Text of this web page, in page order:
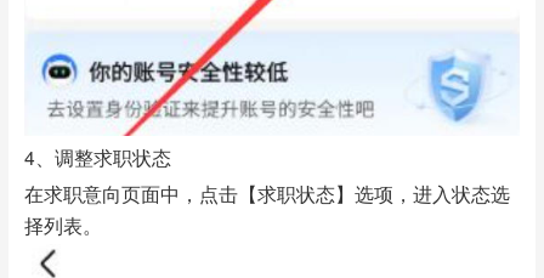
4、调整求职状态
在求职意向页面中，点击【求职状态】选项，进入状态选
择列表。